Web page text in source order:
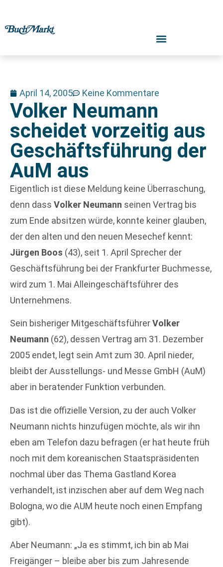
April 14, 2005 Keine Kommentare
Volker Neumann
scheidet vorzeitig aus
Geschäftsführung der
AuM aus
Eigentlich ist diese Meldung keine Überraschung,
denn dass Volker Neumann seinen Vertrag bis
zum Ende absitzen würde, konnte keiner glauben,
der den alten und den neuen Mesechef kennt:
Jürgen Boos (43), seit 1. April Sprecher der
Geschäftsführung bei der Frankfurter Buchmesse,
wird zum 1. Mai Alleingeschäftsführer des
Unternehmens.
Sein bisheriger MitgeschäftsführerVolker
Neumann (62), dessen Vertrag am 31. Dezember
2005 endet, legt sein Amt zum 30. April nieder,
bleibt der Ausstellungs- und Messe GmbH (AuM)
aber in beratender Funktion verbunden.
Das ist die offizielle Version, zu der auch Volker
Neumann nichts hinzufügen möchte, als wir ihn
eben am Telefon dazu befragen (er hat heute früh
noch mit dem koreanischen Staatspräsidenten
nochmal über das Thema Gastland Korea
verhandelt, ist inzischen aber auf dem Weg nach
Bologna, wo die AUM heute noch einen Empfang
gibt).
Aber Neumann: „Ja es stimmt, ich bin ab Mai
Freigänger – bleibe aber bis zum Jahresende